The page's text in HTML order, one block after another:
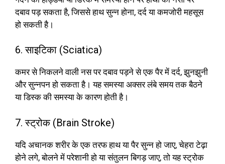
दबाव पड़ सकता है, जिससे हाथ सुन्न होना, दर्द या कमजोरी महसूस
हो सकती है।
6. साइटिका (Sciatica)
कमर से निकलने वाली नस पर दबाव पड़ने से एक पैर में दर्द, झुनझुनी
और सुन्नपन हो सकता है। यह समस्या अक्सर लंबे समय तक बैठने
या डिस्क की समस्या के कारण होती है।
7. स्ट्रोक (Brain Stroke)
यदि अचानक शरीर के एक तरफ हाथ या पैर सुन्न हो जाए, चेहरा टेढ़ा
होने लगे, बोलने में परेशानी हो या संतुलन बिगड़ जाए, तो यह स्ट्रोक